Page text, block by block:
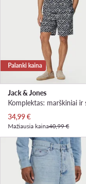
Palanki kaina
Jack & Jones
Dabartinė kaina
34,99€
Mažiausia kaina40,99 €